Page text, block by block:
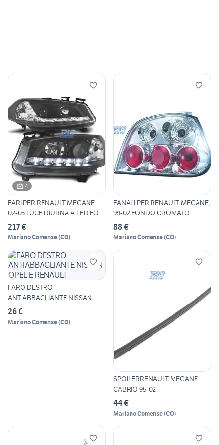
4
FARI PER RENAULT MEGANE
02-05 LUCE DIURNA A LED FO
217 €
Mariano Comense(CO)
FANALI PER RENAULT MEGANE,
99-02 FONDO CROMATO
88 €
Mariano Comense(CO)
FARO DESTRO
ANTIABBAGLIANTE NISSAN
OPEL E RENAULT
26 €
Mariano Comense(CO)
SPOILERRENAULT MEGANE
CABRIO 95-02
44 €
Mariano Comense(CO)